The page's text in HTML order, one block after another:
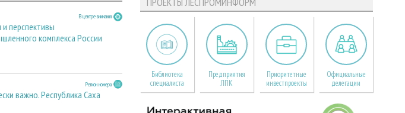
В центре внимания
перспективы
комплекса России
Регион номера
важно. Республика Саха
Библиотека
специалиста
Предприятия
ЛПК
Приоритетные
инвестпроекты
Официальные
делегации